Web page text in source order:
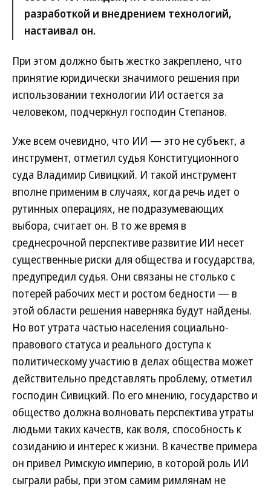
разработкой и внедрением технологий,
настаивал он.
При этом должно быть жестко закреплено, что
принятие юридически значимого решения при
использовании технологии ИИ остается за
человеком, подчеркнул господин Степанов.
Уже всем очевидно, что ИИ — это не субъект, а
инструмент, отметил судья Конституционного
суда Владимир Сивицкий. И такой инструмент
вполне применим в случаях, когда речь идет о
рутинных операциях, не подразумевающих
выбора, считает он. В то же время в
среднесрочной перспективе развитие ИИ несет
существенные риски для общества и государства,
предупредил судья. Они связаны не столько с
потерей рабочих мест и ростом бедности — в
этой области решения наверняка будут найдены.
Но вот утрата частью населения социально-
правового статуса и реального доступа к
политическому участию в делах общества может
действительно представлять проблему, отметил
господин Сивицкий. По его мнению, государство и
общество должна волновать перспектива утраты
людьми таких качеств, как воля, способность к
созиданию и интерес к жизни. В качестве примера
он привел Римскую империю, в которой роль ИИ
сыграли рабы, при этом самим римлянам не